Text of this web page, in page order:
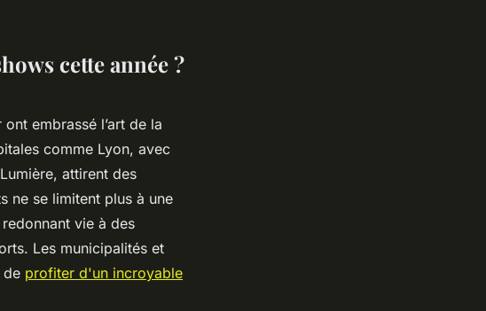
cette année ?
embrassé l’art de la
comme Lyon, avec
, attirent des
ne se limitent plus à une
vie à des
Les municipalités et
de profiter d'un incroyable